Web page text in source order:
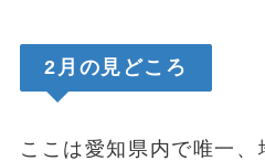
2月の見どころ
ここは愛知県内で唯一